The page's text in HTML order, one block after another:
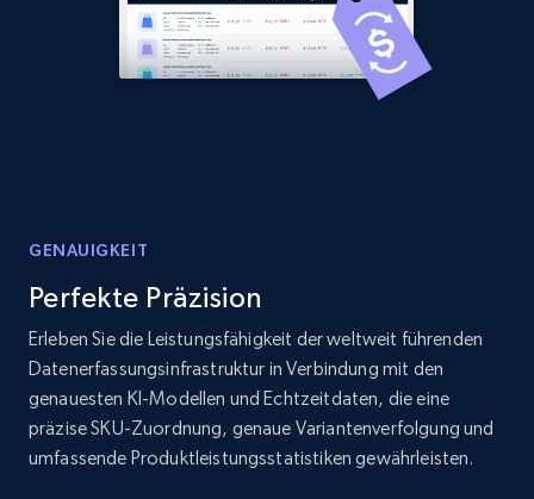
Amazon products global dataset - Collects
products by best sellers category URL
Title, Seller name, Brand, Description, Initial
price, Currency, Availability, Reviews count, and
Amazon products global dataset - Collect
Amazon products by seller URL
Title, Seller name, Brand, Description, Initial
price, Currency, Availability, Reviews count, and
more.
GENAUIGKEIT
Perfekte Präzision
Erleben Sie die Leistungsfähigkeit der weltweit führenden
Datenerfassungsinfrastruktur in Verbindung mit den
genauesten KI-Modellen und Echtzeitdaten, die eine
präzise SKU-Zuordnung, genaue Variantenverfolgung und
umfassende Produktleistungsstatistiken gewährleisten.